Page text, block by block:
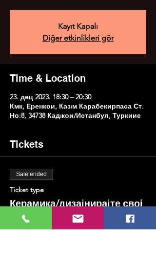
Kayıt Kapalı
Diğer etkinlikleri gör
Time & Location
23. дец 2023. 18:30 – 20:30
Кмк, Еренкои, Казıм Карабекирпаса Ст.
Но:8, 34738 Кадıкои/Истанбул, Туркиие
Tickets
Sale ended
Ticket type
Керамика/дизајнирајте свој
тањир